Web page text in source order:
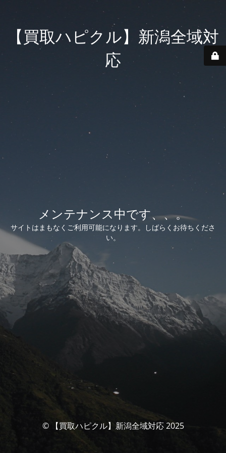
【買取ハピクル】新潟全域対
応
メンテナンス中です、、。
サイトはまもなくご利用可能になります。しばらくお待ちくださ
い。
© 【買取ハピクル】新潟全域対応 2025